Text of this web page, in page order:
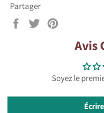
Partager
PartagerTweeter
Pinterest
Avis
Soyez le